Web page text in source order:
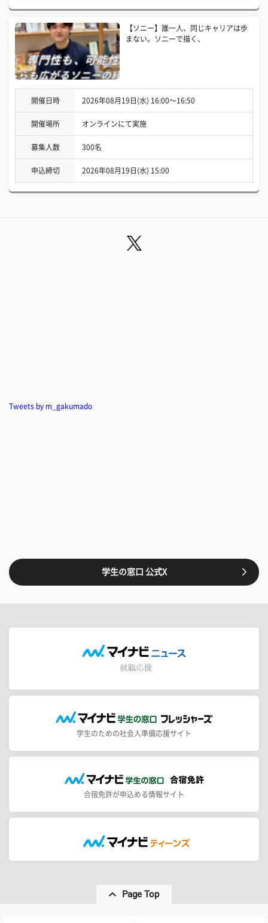
【ソニー】誰一人、同じキャリアは歩
まない。ソニーで描く、
開催日時 2026年08月19日(水) 16:00〜16:50
開催場所 オンラインにて実施
募集人数 300名
申込締切 2026年08月19日(水) 15:00
Tweets by m_gakumado
学生の窓口 公式X
学生のための社会人準備応援サイト
合宿免許が申込める情報サイト
Page Top